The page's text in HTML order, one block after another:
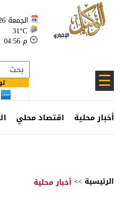
الجمعة 2026-08-07
31°C
04:56 م
☰
أخبار محلية اقتصاد محلي
الرئيسية >> أخبار محلية